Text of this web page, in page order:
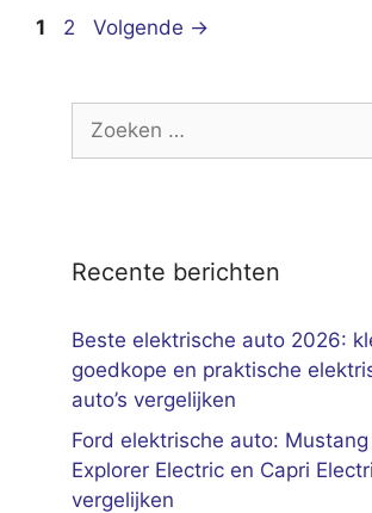
Pagina
1 Pagina
2 Volgende →
Zoek
Recente berichten
Beste elektrische auto 2026:
goedkope en praktische
auto’s vergelijken
Ford elektrische auto:
Explorer Electric en Capri
vergelijken